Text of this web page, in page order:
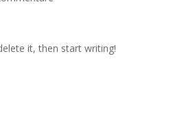
it, then start writing!